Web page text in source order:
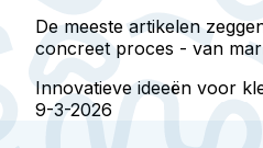
De meeste artikelen
concreet proces - van
Innovatieve ideeën voor
9-3-2026